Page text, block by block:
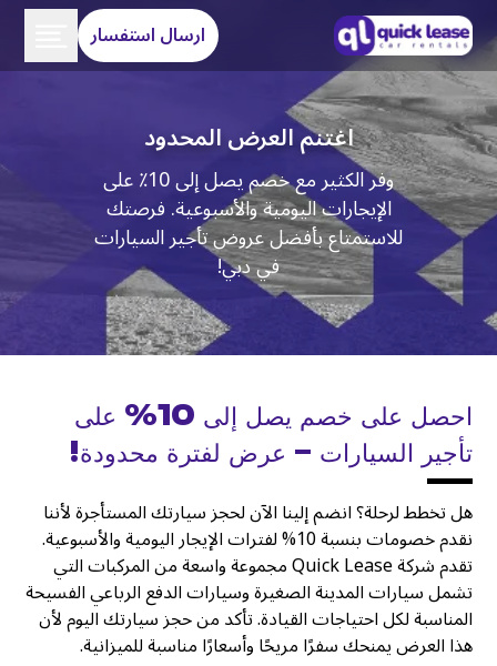
ارسال استفسار
اغتنم العرض المحدود
وفر الكثير مع خصم يصل إلى 10٪ على
الإيجارات اليومية والأسبوعية. فرصتك
للاستمتاع بأفضل عروض تأجير السيارات
في دبي!
احصل على خصم يصل إلى 10% على
تأجير السيارات – عرض لفترة محدودة!
هل تخطط لرحلة؟ انضم إلينا الآن لحجز سيارتك المستأجرة لأننا
نقدم خصومات بنسبة 10% لفترات الإيجار اليومية والأسبوعية.
تقدم شركة Quick Lease مجموعة واسعة من المركبات التي
تشمل سيارات المدينة الصغيرة وسيارات الدفع الرباعي الفسيحة
المناسبة لكل احتياجات القيادة. تأكد من حجز سيارتك اليوم لأن
هذا العرض يمنحك سفرًا مريحًا وأسعارًا مناسبة للميزانية.